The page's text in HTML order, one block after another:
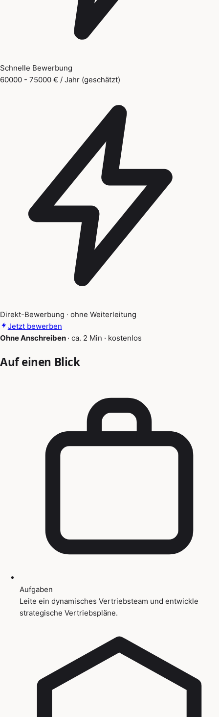
Schnelle Bewerbung
60000 - 75000 € / Jahr (geschätzt)
Direkt-Bewerbung · ohne Weiterleitung
Jetzt bewerben
Ohne Anschreiben · ca. 2 Min · kostenlos
Auf einen Blick
Aufgaben
Leite ein dynamisches Vertriebsteam und entwickle
strategische Vertriebspläne.